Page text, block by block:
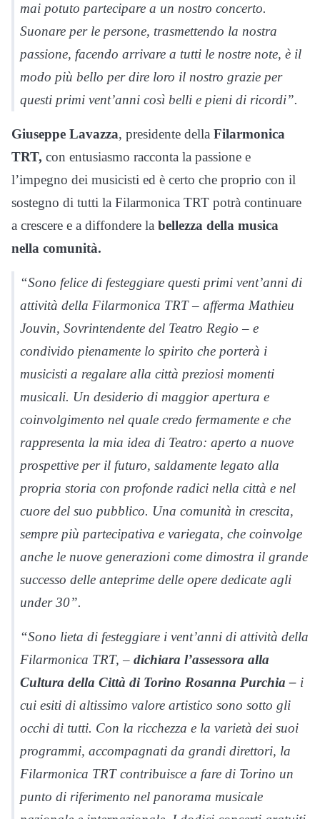
mai potuto partecipare a un nostro concerto.
Suonare per le persone, trasmettendo la nostra
passione, facendo arrivare a tutti le nostre note, è il
modo più bello per dire loro il nostro grazie per
questi primi vent’anni così belli e pieni di ricordi”.
Giuseppe Lavazza, presidente della Filarmonica
TRT, con entusiasmo racconta la passione e
l’impegno dei musicisti ed è certo che proprio con il
sostegno di tutti la Filarmonica TRT potrà continuare
a crescere e a diffondere la bellezza della musica
nella comunità.
“Sono felice di festeggiare questi primi vent’anni di
attività della Filarmonica TRT – afferma Mathieu
Jouvin, Sovrintendente del Teatro Regio – e
condivido pienamente lo spirito che porterà i
musicisti a regalare alla città preziosi momenti
musicali. Un desiderio di maggior apertura e
coinvolgimento nel quale credo fermamente e che
rappresenta la mia idea di Teatro: aperto a nuove
prospettive per il futuro, saldamente legato alla
propria storia con profonde radici nella città e nel
cuore del suo pubblico. Una comunità in crescita,
sempre più partecipativa e variegata, che coinvolge
anche le nuove generazioni come dimostra il grande
successo delle anteprime delle opere dedicate agli
under 30”.
“Sono lieta di festeggiare i vent’anni di attività della
Filarmonica TRT, – dichiara l’assessora alla
Cultura della Città di Torino Rosanna Purchia – i
cui esiti di altissimo valore artistico sono sotto gli
occhi di tutti. Con la ricchezza e la varietà dei suoi
programmi, accompagnati da grandi direttori, la
Filarmonica TRT contribuisce a fare di Torino un
punto di riferimento nel panorama musicale